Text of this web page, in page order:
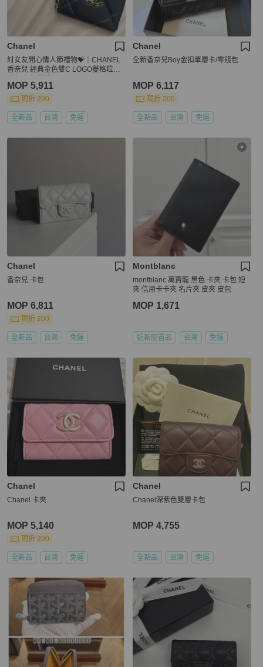
Chanel
討女友開心情人節禮物💝｜CHANEL
香奈兒 經典金色雙C LOGO菱格粒紋
MOP 5,911
現折 200
全新品 台灣 免運
Chanel
全新香奈兒Boy金扣單層卡/零錢包
MOP 6,117
現折 200
全新品 台灣 免運
Chanel
香奈兒 卡包
MOP 6,811
現折 200
全新品 台灣 免運
Montblanc
montblanc 萬寶龍 黑色 卡夾 卡包 短
夾 信用卡卡夾 名片夾 皮夾 皮包
MOP 1,671
近新閒置品 台灣 免運
Chanel
Chanel 卡夾
MOP 5,140
現折 200
全新品 台灣 免運
Chanel
Chanel深紫色雙層卡包
MOP 4,755
全新品 台灣 免運